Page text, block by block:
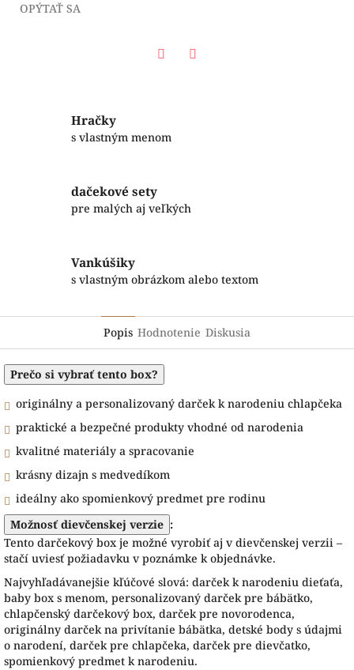
OPÝTAŤ SA
Hračky
s vlastným menom
dačekové sety
pre malých aj veľkých
Vankúšiky
s vlastným obrázkom alebo textom
Popis Hodnotenie Diskusia
Prečo si vybrať tento box?
originálny a personalizovaný darček k narodeniu chlapčeka
praktické a bezpečné produkty vhodné od narodenia
kvalitné materiály a spracovanie
krásny dizajn s medvedíkom
ideálny ako spomienkový predmet pre rodinu
Možnosť dievčenskej verzie :
Tento darčekový box je možné vyrobiť aj v dievčenskej verzii –
stačí uviesť požiadavku v poznámke k objednávke.
Najvyhľadávanejšie kľúčové slová: darček k narodeniu dieťaťa,
baby box s menom, personalizovaný darček pre bábätko,
chlapčenský darčekový box, darček pre novorodenca,
originálny darček na privítanie bábätka, detské body s údajmi
o narodení, darček pre chlapčeka, darček pre dievčatko,
spomienkový predmet k narodeniu.